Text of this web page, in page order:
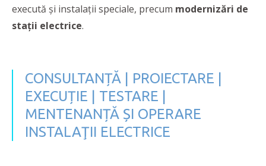
execută și instalații speciale, precum modernizări de
stații electrice.
CONSULTANȚĂ | PROIECTARE |
EXECUȚIE | TESTARE |
MENTENANȚĂ ȘI OPERARE
INSTALAŢII ELECTRICE